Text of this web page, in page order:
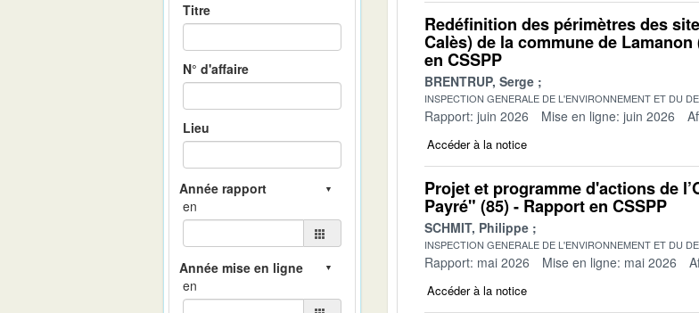
Titre
N° d'affaire
Lieu
en
en
Redéfinition des périmètres des
Calès) de la commune de
en CSSPP
BRENTRUP, Serge
INSPECTION GENERALE DE L'ENVIRONNEMENT ET DU
Rapport: juin 2026 Mise en ligne: juin 2026
Accéder à la notice
Projet et programme d'actions de
Payré" (85) - Rapport en CSSPP
SCHMIT, Philippe
INSPECTION GENERALE DE L'ENVIRONNEMENT ET DU
Rapport: mai 2026 Mise en ligne: mai 2026
Accéder à la notice